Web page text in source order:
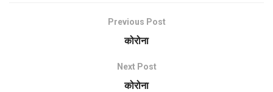
Previous Post
कोरोना
Next Post
कोरोना